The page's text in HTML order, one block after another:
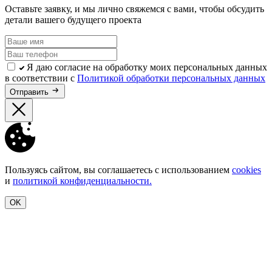
Оставьте заявку, и мы лично свяжемся с вами, чтобы обсудить
детали вашего будущего проекта
Я даю согласие на обработку моих персональных данных
в соответствии с Политикой обработки персональных данных
Отправить
Пользуясь сайтом, вы соглашаетесь с использованием cookies
и политикой конфиденциальности.
OK